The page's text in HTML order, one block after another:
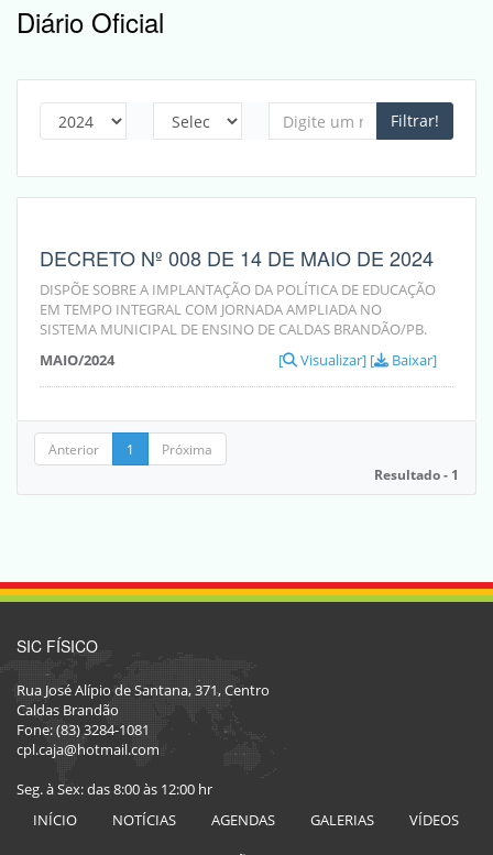
Diário Oficial
Filtrar!
DECRETO Nº 008 DE 14 DE MAIO DE 2024
DISPÕE SOBRE A IMPLANTAÇÃO DA POLÍTICA DE EDUCAÇÃO
EM TEMPO INTEGRAL COM JORNADA AMPLIADA NO
SISTEMA MUNICIPAL DE ENSINO DE CALDAS BRANDÃO/PB.
MAIO/2024
[ Visualizar] [ Baixar]
Anterior 1
Próxima
Resultado - 1
SIC FÍSICO
Rua José Alípio de Santana, 371, Centro
Caldas Brandão
Fone: (83) 3284-1081
cpl.caja@hotmail.com
Seg. à Sex: das 8:00 às 12:00 hr
INÍCIO
NOTÍCIAS AGENDAS GALERIAS VÍDEOS